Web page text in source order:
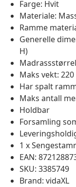
Farge: Hvit
Materiale:
Ramme
Generelle
H)
Maks vekt: 220
Har spalt
Maks antall
Holdbar
Forsamling
1 x
EAN:
SKU: 3385749
Brand: vidaXL